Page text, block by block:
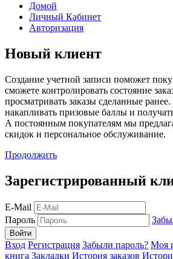
Домой
Личный Кабинет
Авторизация
Новый клиент
Создание учетной записи поможет
сможете контролировать состояние
просматривать заказы сделанные
накапливать призовые баллы и
А постоянным покупателям мы
скидок и персональное обслуживание.
Продолжить
Зарегистрированный
E-Mail
Пароль
Вход Регистрация Забыли пароль? Моя
книга Закладки История заказов